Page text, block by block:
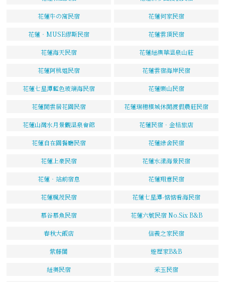
花蓮牛の窩民宿 花蓮何家民宿
花蓮‧MUSE繆斯民宿 花蓮雲頂民宿
花蓮海天民宿 花蓮紐澳華溫泉山莊
花蓮阿桃姐民宿 花蓮雲宿海岸民宿
花蓮七星潭藍色玻璃海民宿 花蓮樂山民宿
花蓮閒雲居花園民宿 花蓮瑞穗檳城休閒渡假農莊民宿
花蓮山灣水月景觀溫泉會館 花蓮民宿．金桔旅店
花蓮自在園餐廳民宿 花蓮綠舍民宿
花蓮上豪民宿 花蓮水漾海景民宿
花蓮‧站前宿息 花蓮翔意民宿
花蓮楓茂民宿 花蓮七星潭-惦惦看海民宿
慕谷慕魚民宿 花蓮六號民宿 No.Six B&B
春秋大飯店 信義之家民宿
紫藤閣 遊歷家B&B
紐奧民宿 采玉民宿